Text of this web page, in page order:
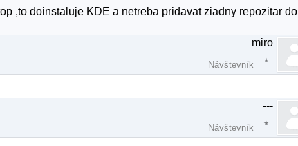
,to doinstaluje KDE a netreba pridavat ziadny repozitar do
miro
Návštevník
---
Návštevník